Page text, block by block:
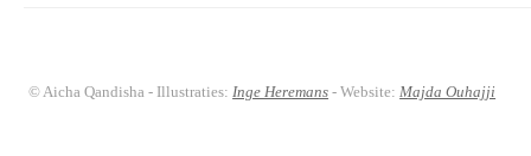
© Aicha Qandisha - Illustraties:Inge Heremans - Website:Majda Ouhajji